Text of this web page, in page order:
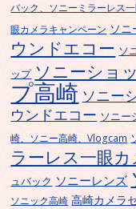
バック、ソニーミラーレス
眼カメラキャンペーン ソニ
ウンドエコー ソ
ップ ソニーショ
プ高崎 ソニー
ウンドエコー ソニー
崎、ソニー高崎、Vlogcam
ラーレス一眼カ
ュバック ソニーレンズ
ソニック高崎 高崎カメラ